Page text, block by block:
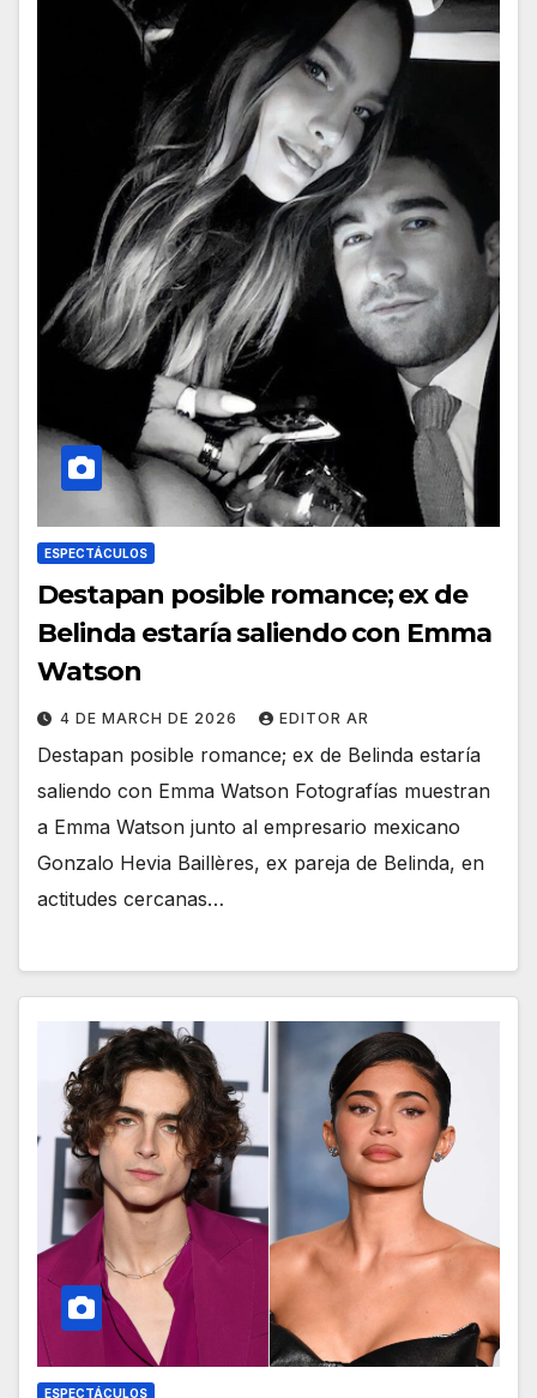
ESPECTÁCULOS
Destapan posible romance; ex de
Belinda estaría saliendo con Emma
Watson
4 DE MARCH DE 2026 EDITOR AR
Destapan posible romance; ex de Belinda estaría
saliendo con Emma Watson Fotografías muestran
a Emma Watson junto al empresario mexicano
Gonzalo Hevia Baillères, ex pareja de Belinda, en
actitudes cercanas…
ESPECTÁCULOS